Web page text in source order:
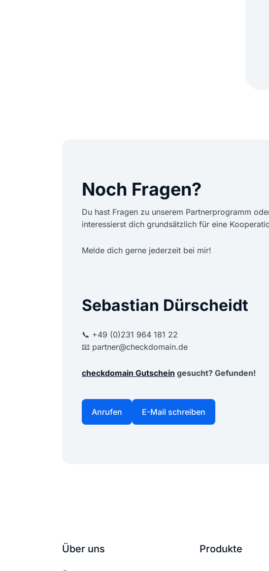
Noch Fragen?
Du hast Fragen zu unserem Partnerprogramm
interessierst dich grundsätzlich für eine
Melde dich gerne jederzeit bei mir!
Sebastian Dürscheidt
📞 +49 (0)231 964 181 22
📧 partner@checkdomain.de
checkdomain Gutschein gesucht? Gefunden!
Anrufen E-Mail schreiben
Über uns Produkte